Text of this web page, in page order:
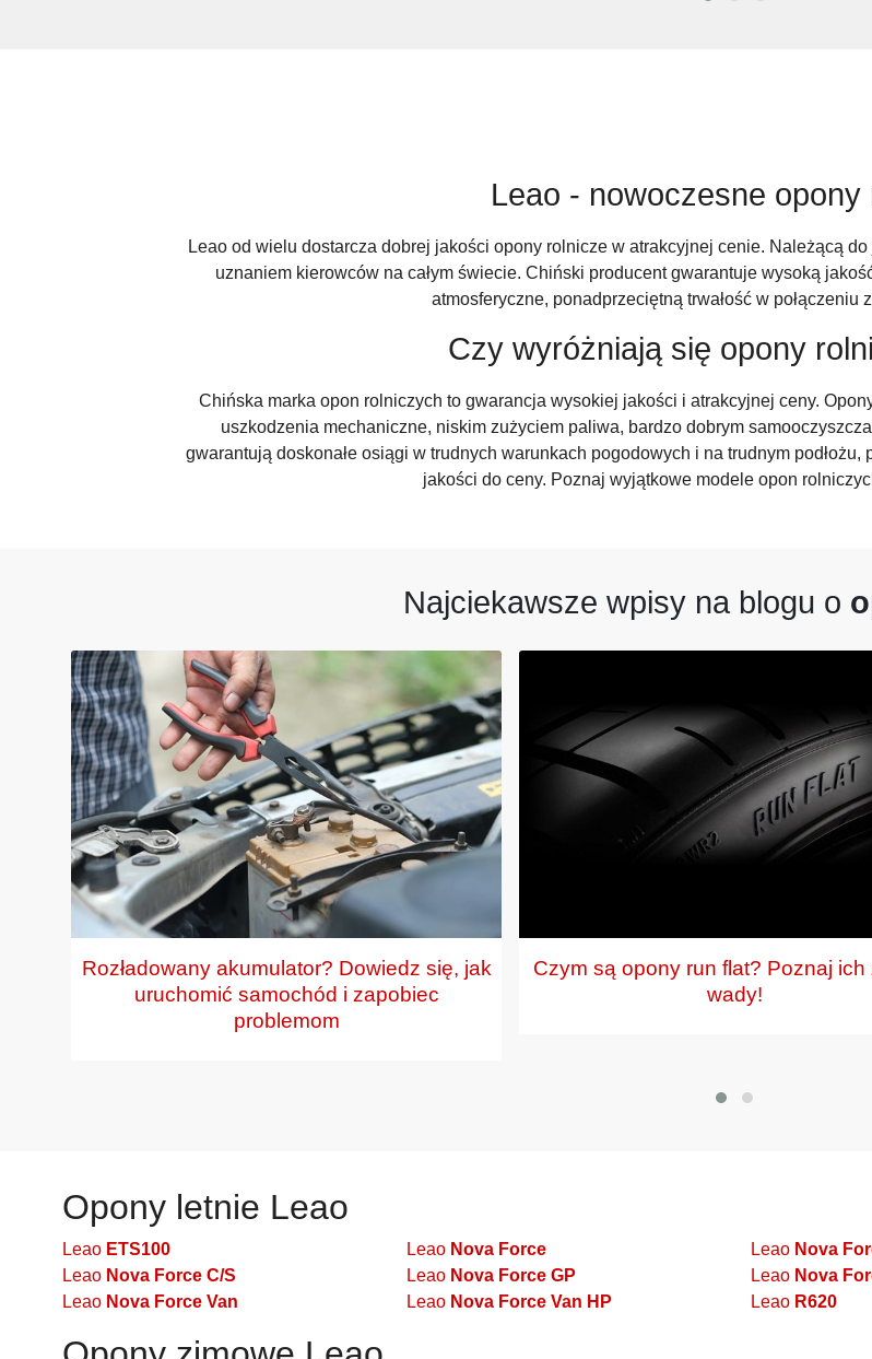
Leao - nowoczesne opony
Leao od wielu dostarcza dobrej jakości opony rolnicze w atrakcyjnej cenie. Należącą
uznaniem kierowców na całym świecie. Chiński producent gwarantuje wysoką
atmosferyczne, ponadprzeciętną trwałość w połączeniu
Czy wyróżniają się opony
Chińska marka opon rolniczych to gwarancja wysokiej jakości i atrakcyjnej ceny.
uszkodzenia mechaniczne, niskim zużyciem paliwa, bardzo dobrym
gwarantują doskonałe osiągi w trudnych warunkach pogodowych i na trudnym
jakości do ceny. Poznaj wyjątkowe modele opon
Najciekawsze wpisy na blogu o
Rozładowany akumulator? Dowiedz się, jak
uruchomić samochód i zapobiec
problemom
Czym są opony run flat? Poznaj ich
wady!
Opony letnie Leao
Leao ETS100 Leao Nova Force Leao Nova
Leao Nova Force C/S Leao Nova Force GP Leao Nova
Leao Nova Force Van Leao Nova Force Van HP Leao R620